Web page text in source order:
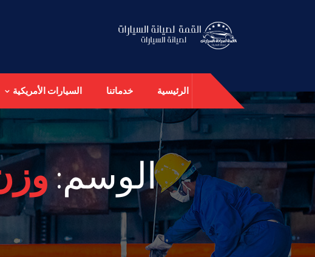
الرئيسية خدماتنا السيارات الأمريكية
الوسم: